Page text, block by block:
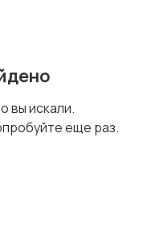
вы искали.
еще раз.